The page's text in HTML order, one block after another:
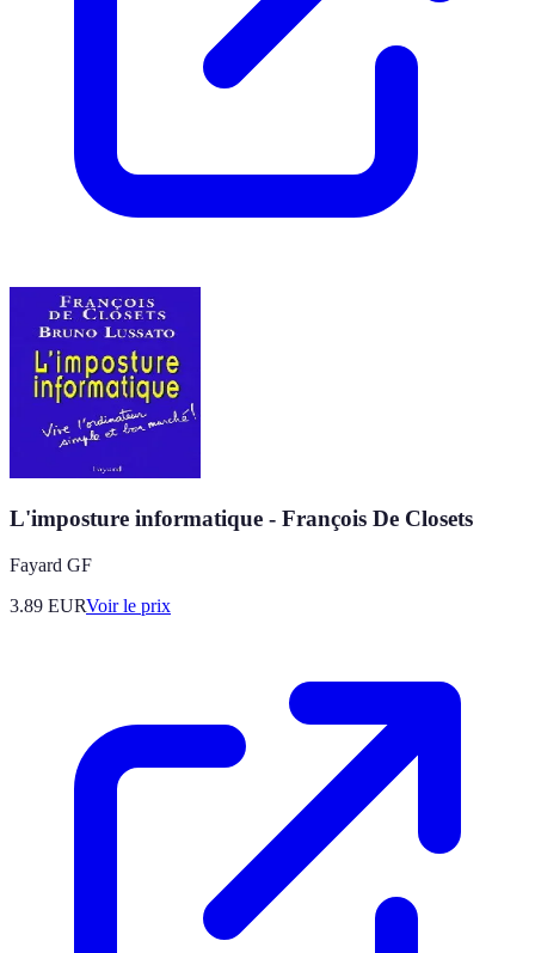
L'imposture informatique - François De Closets
Fayard GF
3.89 EURVoir le prix